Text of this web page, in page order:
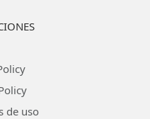
de uso